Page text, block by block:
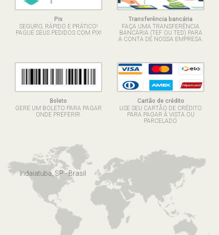
Pix
SEGURO, RÁPIDO E PRÁTICO!
PAGUE SEUS PEDIDOS COM PIX!
Transferência bancária
FAÇA UMA TRANSFERÊNCIA
BANCÁRIA (TEF OU TED) PARA
A CONTA DE NOSSA EMPRESA.
Boleto
GERE UM BOLETO PARA PAGAR
ONDE PREFERIR.
Cartão de crédito
USE SEU CARTÃO DE CRÉDITO
PARA PAGAR À VISTA OU
PARCELADO.
Indaiatuba, SP - Brasil